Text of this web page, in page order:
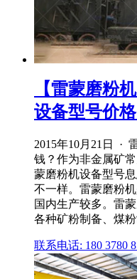
【雷蒙磨粉
设备型号价
2015年10月21日 ·
钱？作为非金属矿
蒙磨粉机设备型号
不一样。雷蒙磨粉
国内生产较多。雷
各种矿粉制备、煤
联系电话: 180 3780